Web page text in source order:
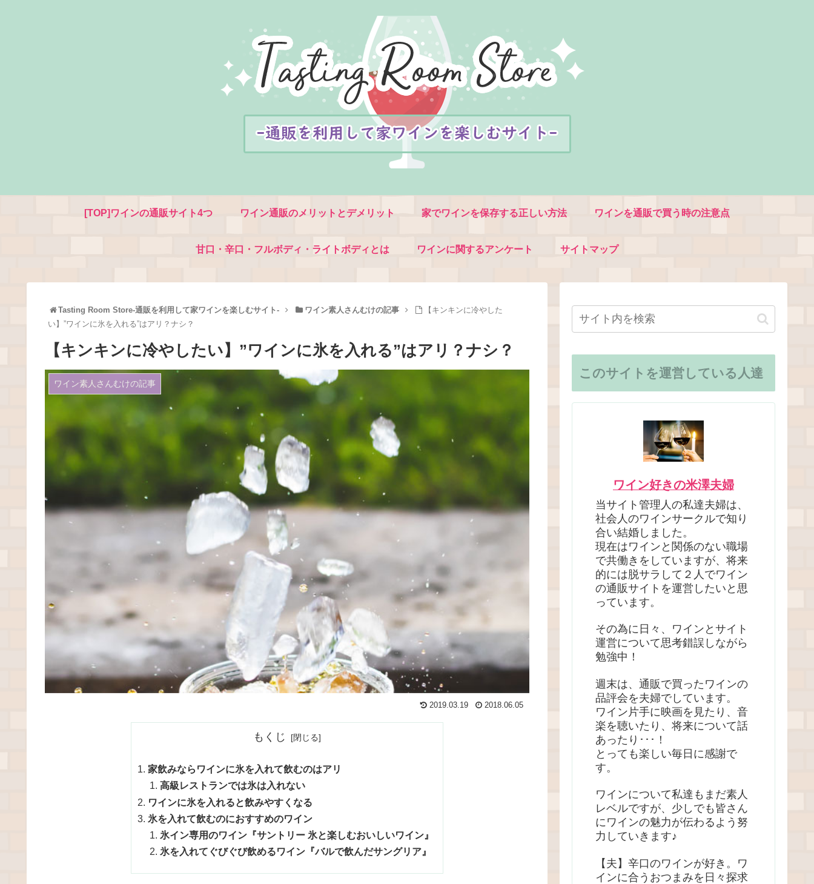
[TOP]ワインの通販サイト4つ ワイン通販のメリットとデメリット 家でワインを保存する正しい方法 ワインを通販で買う時の注意点
甘口・辛口・フルボディ・ライトボディとは ワインに関するアンケート サイトマップ
Tasting Room Store-通販を利用して家ワインを楽しむサイト- ワイン素人さんむけの記事
【キンキンに冷やした
い】”ワインに氷を入れる”はアリ？ナシ？
【キンキンに冷やしたい】”ワインに氷を入れる”はアリ？ナシ？
ワイン素人さんむけの記事
2019.03.19 2018.06.05
もくじ
家飲みならワインに氷を入れて飲むのはアリ
高級レストランでは氷は入れない
ワインに氷を入れると飲みやすくなる
氷を入れて飲むのにおすすめのワイン
氷イン専用のワイン『サントリー 氷と楽しむおいしいワイン』
氷を入れてぐびぐび飲めるワイン『バルで飲んだサングリア』
このサイトを運営している人達
ワイン好きの米澤夫婦
当サイト管理人の私達夫婦は、
社会人のワインサークルで知り
合い結婚しました。
現在はワインと関係のない職場
で共働きをしていますが、将来
的には脱サラして２人でワイン
の通販サイトを運営したいと思
っています。
その為に日々、ワインとサイト
運営について思考錯誤しながら
勉強中！
週末は、通販で買ったワインの
品評会を夫婦でしています。
ワイン片手に映画を見たり、音
楽を聴いたり、将来について話
あったり･･･！
とっても楽しい毎日に感謝で
す。
ワインについて私達もまだ素人
レベルですが、少しでも皆さん
にワインの魅力が伝わるよう努
力していきます♪
【夫】辛口のワインが好き。ワ
インに合うおつまみを日々探求